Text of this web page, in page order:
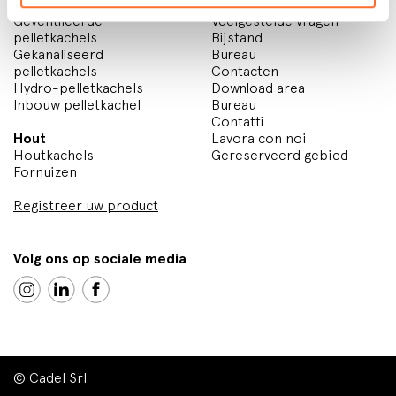
Pelletkachels
Geventileerde
pelletkachels
Gekanaliseerd
pelletkachels
Hydro-pelletkachels
Inbouw pelletkachel
Hout
Houtkachels
Fornuizen
Registreer uw product
Verkooppunten
Veelgestelde vragen
Bijstand
Bureau
Contacten
Download area
Bureau
Contatti
Lavora con noi
Gereserveerd gebied
Volg ons op sociale media
© Cadel Srl